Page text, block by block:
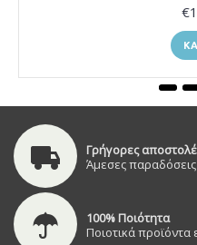
Γρήγορες
Άμεσες
100% Ποιότητα
Ποιοτικά